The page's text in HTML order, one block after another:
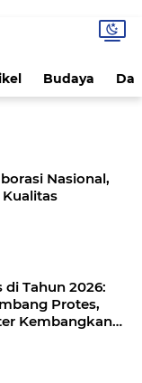
Budaya
Nasional,
di Tahun 2026:
Protes,
Kembangkan